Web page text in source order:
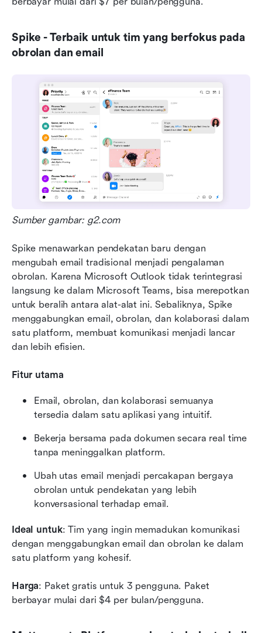
Spike - Terbaik untuk tim yang berfokus pada
obrolan dan email
Sumber gambar: g2.com
Spike menawarkan pendekatan baru dengan
mengubah email tradisional menjadi pengalaman
obrolan. Karena Microsoft Outlook tidak terintegrasi
langsung ke dalam Microsoft Teams, bisa merepotkan
untuk beralih antara alat-alat ini. Sebaliknya, Spike
menggabungkan email, obrolan, dan kolaborasi dalam
satu platform, membuat komunikasi menjadi lancar
dan lebih efisien.
Fitur utama
Email, obrolan, dan kolaborasi semuanya
tersedia dalam satu aplikasi yang intuitif.
Bekerja bersama pada dokumen secara real time
tanpa meninggalkan platform.
Ubah utas email menjadi percakapan bergaya
obrolan untuk pendekatan yang lebih
konversasional terhadap email.
Ideal untuk: Tim yang ingin memadukan komunikasi
dengan menggabungkan email dan obrolan ke dalam
satu platform yang kohesif.
Harga: Paket gratis untuk 3 pengguna. Paket
berbayar mulai dari $4 per bulan/pengguna.